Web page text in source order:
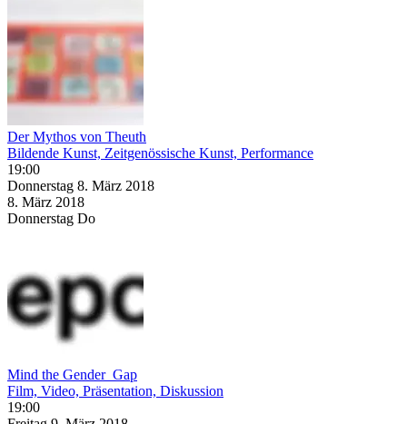
Der Mythos von Theuth
Bildende Kunst, Zeitgenössische Kunst, Performance
19:00
Donnerstag 8. März 2018
8. März 2018
Donnerstag Do
Mind the Gender_Gap
Film, Video, Präsentation, Diskussion
19:00